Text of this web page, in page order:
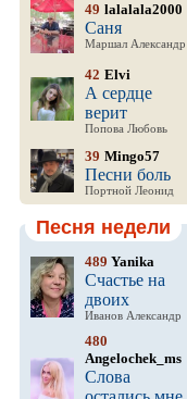
49 lalalala2000
Саня
Маршал Александр
42 Elvi
А сердце
верит
Попова Любовь
39 Mingo57
Песни боль
Портной Леонид
Песня недели
489 Yanika
Счастье на
двоих
Иванов Александр
480
Angelochek_ms
Слова